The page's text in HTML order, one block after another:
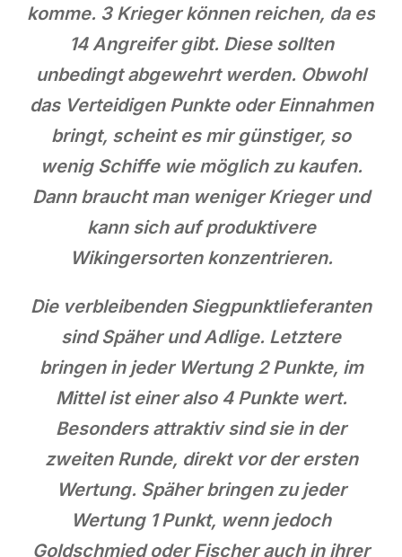
komme. 3 Krieger können reichen, da es
14 Angreifer gibt. Diese sollten
unbedingt abgewehrt werden. Obwohl
das Verteidigen Punkte oder Einnahmen
bringt, scheint es mir günstiger, so
wenig Schiffe wie möglich zu kaufen.
Dann braucht man weniger Krieger und
kann sich auf produktivere
Wikingersorten konzentrieren.
Die verbleibenden Siegpunktlieferanten
sind Späher und Adlige. Letztere
bringen in jeder Wertung 2 Punkte, im
Mittel ist einer also 4 Punkte wert.
Besonders attraktiv sind sie in der
zweiten Runde, direkt vor der ersten
Wertung. Späher bringen zu jeder
Wertung 1 Punkt, wenn jedoch
Goldschmied oder Fischer auch in ihrer